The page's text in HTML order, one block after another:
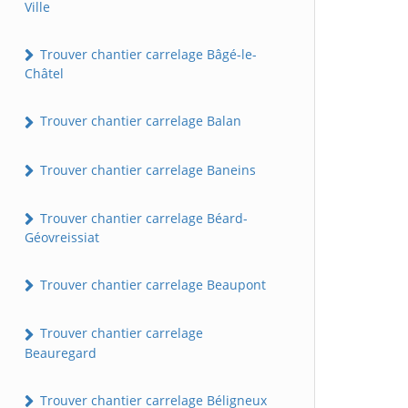
Ville
Trouver chantier carrelage Bâgé-le-
Châtel
Trouver chantier carrelage Balan
Trouver chantier carrelage Baneins
Trouver chantier carrelage Béard-
Géovreissiat
Trouver chantier carrelage Beaupont
Trouver chantier carrelage
Beauregard
Trouver chantier carrelage Béligneux